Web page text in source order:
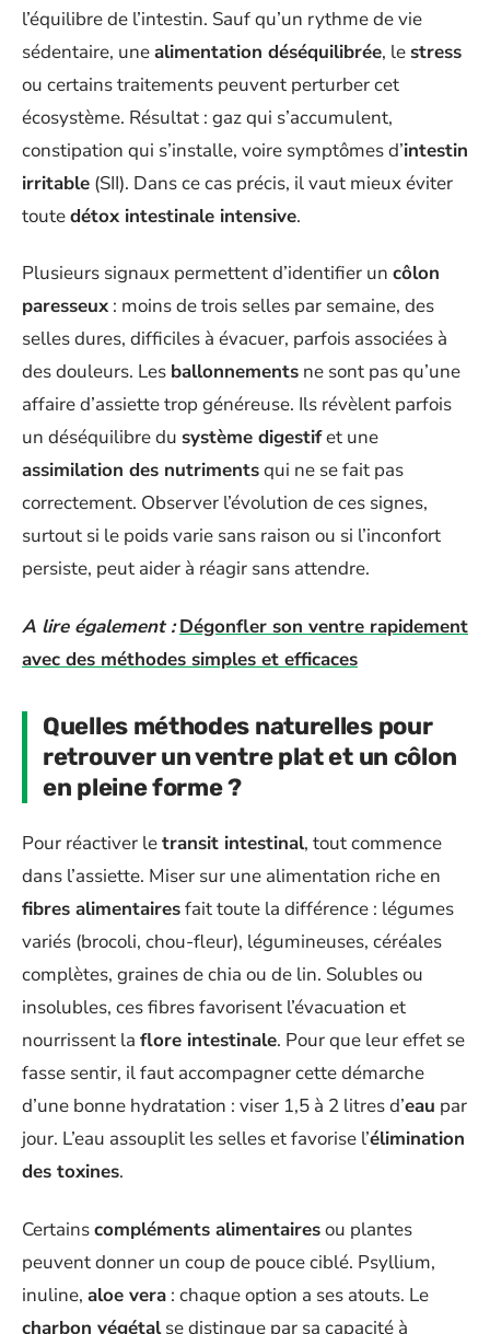
l’équilibre de l’intestin. Sauf qu’un rythme de vie
sédentaire, unealimentation déséquilibrée, le stress
ou certains traitements peuvent perturber cet
écosystème. Résultat : gaz qui s’accumulent,
constipation qui s’installe, voire symptômes d’intestin
irritable (SII). Dans ce cas précis, il vaut mieux éviter
toutedétox intestinale intensive.
Plusieurs signaux permettent d’identifier un côlon
paresseux : moins de trois selles par semaine, des
selles dures, difficiles à évacuer, parfois associées à
des douleurs. Les ballonnements ne sont pas qu’une
affaire d’assiette trop généreuse. Ils révèlent parfois
un déséquilibre du système digestifet une
assimilation des nutrimentsqui ne se fait pas
correctement. Observer l’évolution de ces signes,
surtout si le poids varie sans raison ou si l’inconfort
persiste, peut aider à réagir sans attendre.
A lire également : Dégonfler son ventre rapidement
avec des méthodes simples et efficaces
Quelles méthodes naturelles pour
retrouver un ventre plat et un côlon
en pleine forme ?
Pour réactiver letransit intestinal, tout commence
dans l’assiette. Miser sur une alimentation riche en
fibres alimentairesfait toute la différence : légumes
variés (brocoli, chou-fleur), légumineuses, céréales
complètes, graines de chia ou de lin. Solubles ou
insolubles, ces fibres favorisent l’évacuation et
nourrissent la flore intestinale. Pour que leur effet se
fasse sentir, il faut accompagner cette démarche
d’une bonne hydratation : viser 1,5 à 2 litres d’eau par
jour. L’eau assouplit les selles et favorise l’élimination
des toxines.
Certainscompléments alimentairesou plantes
peuvent donner un coup de pouce ciblé. Psyllium,
inuline, aloe vera : chaque option a ses atouts. Le
charbon végétalse distingue par sa capacité à